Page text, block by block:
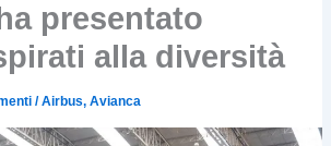
presentato
alla diversità
/Airbus,Avianca